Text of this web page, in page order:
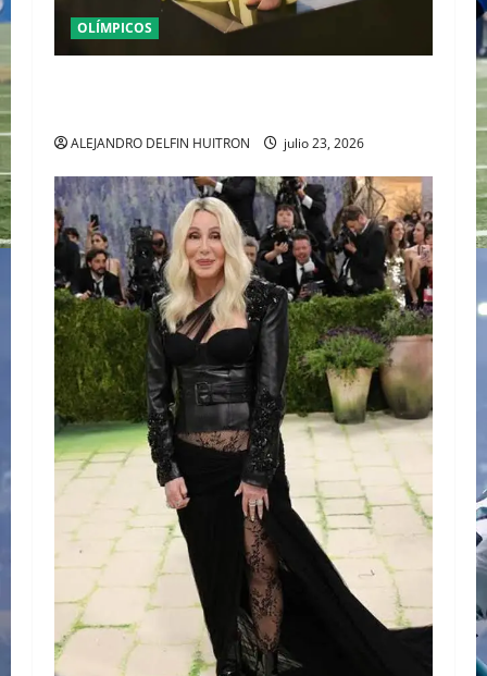
OLÍMPICOS
ALEJANDRO DELFIN HUITRON julio 23, 2026